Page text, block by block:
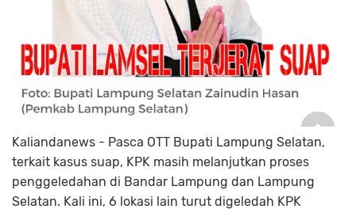
Kaliandanews - Pasca OTT Bupati Lampung Selatan,
terkait kasus suap, KPK masih melanjutkan proses
penggeledahan di Bandar Lampung dan Lampung
Selatan. Kali ini, 6 lokasi lain turut digeledah KPK